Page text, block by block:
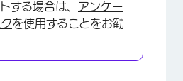
する場合は、 アンケー
を使用することをお勧